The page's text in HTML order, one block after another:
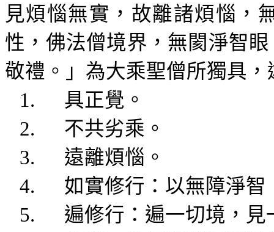
見煩惱無實， 故離諸煩惱，
性，佛法僧境界，無閡淨智眼
敬禮。」 為大乘聖僧所獨具
1.
具正覺。
2.
不共劣乘 。
3.
遠離煩惱。
4.
如實修行：以無障淨智
5.
遍修行：遍一切境 ，